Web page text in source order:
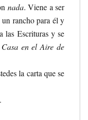
nada. Viene a ser
rancho para él y
las Escrituras y se
en el Aire de
la carta que se